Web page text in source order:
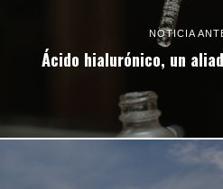
NOTICIA
Ácido hialurónico, un